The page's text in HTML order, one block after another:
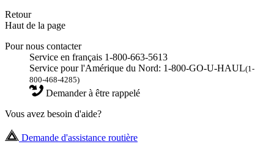
Retour
Haut de la page
Pour nous contacter
Service en français 1-800-663-5613
Service pour l'Amérique du Nord: 1-800-GO-U-HAUL(1-
800-468-4285)
Demander à être rappelé
Vous avez besoin d'aide?
Demande d'assistance routière